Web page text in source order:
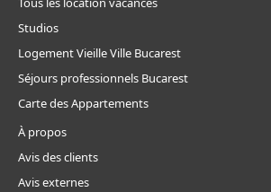
Studios
Logement Vieille Ville Bucarest
Séjours professionnels Bucarest
Carte des Appartements
À propos
Avis des clients
Avis externes